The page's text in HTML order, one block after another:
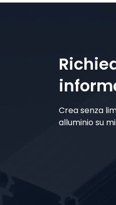
Crea senza
alluminio su